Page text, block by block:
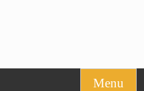
Menu